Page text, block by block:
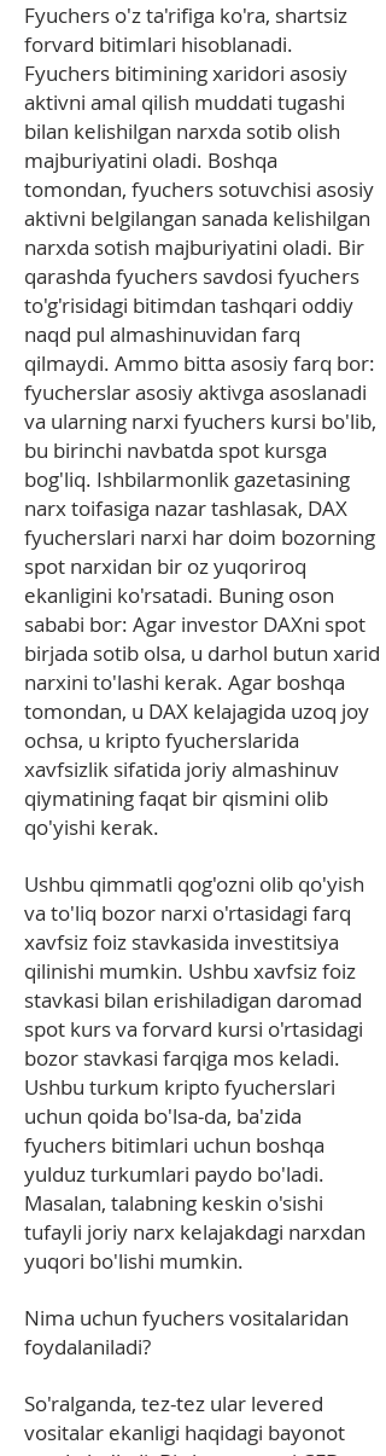
Fyuchers o'z ta'rifiga ko'ra, shartsiz
forvard bitimlari hisoblanadi.
Fyuchers bitimining xaridori asosiy
aktivni amal qilish muddati tugashi
bilan kelishilgan narxda sotib olish
majburiyatini oladi. Boshqa
tomondan, fyuchers sotuvchisi asosiy
aktivni belgilangan sanada kelishilgan
narxda sotish majburiyatini oladi. Bir
qarashda fyuchers savdosi fyuchers
to'g'risidagi bitimdan tashqari oddiy
naqd pul almashinuvidan farq
qilmaydi. Ammo bitta asosiy farq bor:
fyucherslar asosiy aktivga asoslanadi
va ularning narxi fyuchers kursi bo'lib,
bu birinchi navbatda spot kursga
bog'liq. Ishbilarmonlik gazetasining
narx toifasiga nazar tashlasak, DAX
fyucherslari narxi har doim bozorning
spot narxidan bir oz yuqoriroq
ekanligini ko'rsatadi. Buning oson
sababi bor: Agar investor DAXni spot
birjada sotib olsa, u darhol butun xarid
narxini to'lashi kerak. Agar boshqa
tomondan, u DAX kelajagida uzoq joy
ochsa, u kripto fyucherslarida
xavfsizlik sifatida joriy almashinuv
qiymatining faqat bir qismini olib
qo'yishi kerak.
Ushbu qimmatli qog'ozni olib qo'yish
va to'liq bozor narxi o'rtasidagi farq
xavfsiz foiz stavkasida investitsiya
qilinishi mumkin. Ushbu xavfsiz foiz
stavkasi bilan erishiladigan daromad
spot kurs va forvard kursi o'rtasidagi
bozor stavkasi farqiga mos keladi.
Ushbu turkum kripto fyucherslari
uchun qoida bo'lsa-da, ba'zida
fyuchers bitimlari uchun boshqa
yulduz turkumlari paydo bo'ladi.
Masalan, talabning keskin o'sishi
tufayli joriy narx kelajakdagi narxdan
yuqori bo'lishi mumkin.
Nima uchun fyuchers vositalaridan
foydalaniladi?
So'ralganda, tez-tez ular levered
vositalar ekanligi haqidagi bayonot